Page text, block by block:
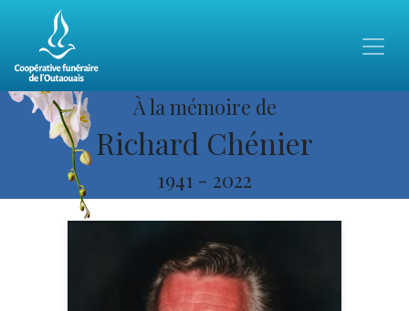
À la mémoire de
Richard Chénier
1941 - 2022